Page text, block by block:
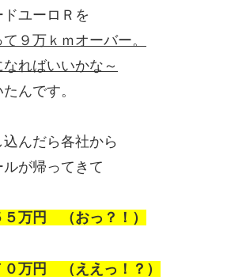
ユーロＲを
９万ｋｍオーバー。
ればいいかな～
んです。
んだら各社から
が帰ってきて
５万円 （おっ？！）
０万円 （ええっ！？）